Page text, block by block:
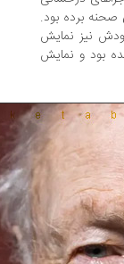
بود.
نمایش
نمایش